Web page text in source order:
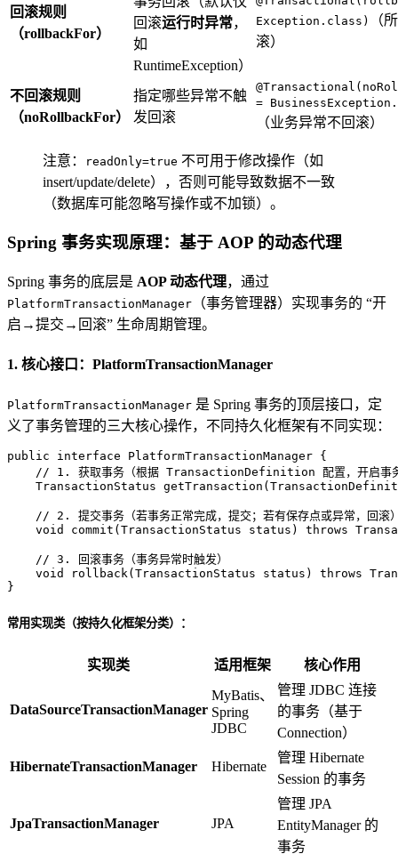
回滚规则
（rollbackFor）
回滚运行时异常，
如
RuntimeException）
Exception.class)
（
滚）
不回滚规则
（noRollbackFor）
指定哪些异常不触
发回滚
=
（业务异常不回滚）
注意： readOnly=true 不可用于修改操作（如
insert/update/delete），否则可能导致数据不一致
（数据库可能忽略写操作或不加锁）。
Spring 事务实现原理：基于 AOP 的动态代理
Spring 事务的底层是 AOP 动态代理，通过
PlatformTransactionManager （事务管理器）实现事务的 “开
启→提交→回滚” 生命周期管理。
1. 核心接口：PlatformTransactionManager
PlatformTransactionManager 是 Spring 事务的顶层接口，定
义了事务管理的三大核心操作，不同持久化框架有不同实现：
public interface PlatformTransactionManager {
// 1. 获取事务（根据 TransactionDefinition 配置，开启事务
    TransactionStatus
getTransaction
// 2. 提交事务（若事务正常完成，提交；若有保存点或异常，回滚
void
commit (TransactionStatus status) throws
// 3. 回滚事务（事务异常时触发）
void
rollback(TransactionStatus status) throws
}
常用实现类（按持久化框架分类）：
实现类 适用框架 核心作用
DataSourceTransactionManager
MyBatis、
Spring
JDBC
管理 JDBC 连接
的事务（基于
Connection）
HibernateTransactionManager Hibernate
管理 Hibernate
Session 的事务
JpaTransactionManager JPA
管理 JPA
EntityManager 的
事务